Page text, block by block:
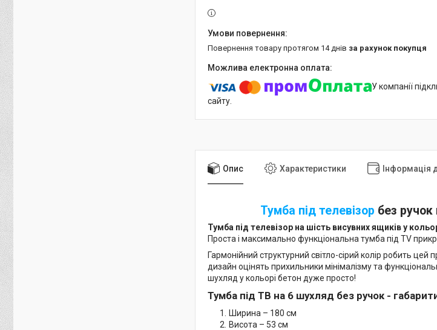
повернення товару протягом 14 днів за рахунок покупця
У компанії
сайту.
Опис Характеристики Інформація
Тумба під телевізор без
Тумба під телевізор на шість висувних ящиків у
Проста і максимально функціональна тумба під TV
Гармонійний структурний світло-сірий колір робить
дизайн оцінять прихильники мінімалізму та
шухляд у кольорі бетон дуже просто!
Тумба під ТВ на 6 шухляд без ручок -
Ширина – 180 см
Висота – 53 см